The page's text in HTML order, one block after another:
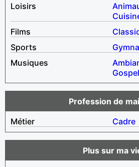
Loisirs
Films
Sports
Musiques
Gospel
Profession de
Métier
Cadre
Plus sur ma